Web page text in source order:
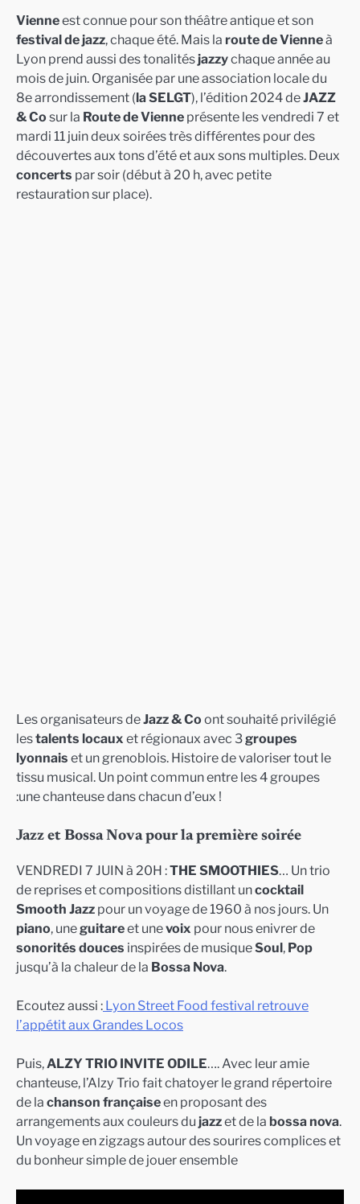
Vienneest connue pour son théâtre antique et son
festival de jazz, chaque été. Mais la route de Vienneà
Lyon prend aussi des tonalitésjazzychaque année au
mois de juin. Organisée par une association locale du
8e arrondissement (la SELGT), l’édition 2024 deJAZZ
& Co sur la Route de Vienne présente les vendredi 7 et
mardi 11 juin deux soirées très différentes pour des
découvertes aux tons d’été et aux sons multiples. Deux
concerts par soir (début à 20 h, avec petite
restauration sur place).
Les organisateurs deJazz & Co ont souhaité privilégié
lestalents locaux et régionaux avec 3groupes
lyonnais et un grenoblois. Histoire de valoriser tout le
tissu musical. Un point commun entre les 4 groupes
:une chanteuse dans chacun d’eux !
Jazz et Bossa Nova pour la première soirée
VENDREDI 7 JUIN à 20H :THE SMOOTHIES… Un trio
de reprises et compositions distillant uncocktail
Smooth Jazz pour un voyage de 1960 à nos jours. Un
piano, uneguitareet unevoix pour nous enivrer de
sonorités douces inspirées de musiqueSoul, Pop
jusqu’à la chaleur de la Bossa Nova.
Ecoutez aussi : Lyon Street Food festival retrouve
l’appétit aux Grandes Locos
Puis,ALZY TRIO INVITE ODILE…. Avec leur amie
chanteuse, l’Alzy Trio fait chatoyer le grand répertoire
de la chanson françaiseen proposant des
arrangements aux couleurs du jazzet de la bossa nova.
Un voyage en zigzags autour des sourires complices et
du bonheur simple de jouer ensemble